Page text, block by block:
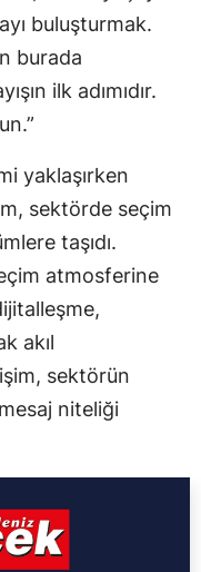
buluşturmak.
burada
ilk adımıdır.
yaklaşırken
sektörde seçim
taşıdı.
atmosferine
akıl
sektörün
niteliği